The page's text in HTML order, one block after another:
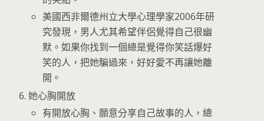
美國西非爾德州立大學心理學家2006年研
究發現，男人尤其希望伴侶覺得自己很幽
默。如果你找到一個總是覺得你笑話爆好
笑的人，把她騙過來，好好愛不再讓她離
開。
她心胸開放
有開放心胸、願意分享自己故事的人，總